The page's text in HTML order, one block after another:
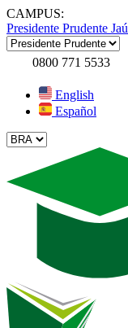
CAMPUS:
Presidente Prudente Jaú
0800 771 5533
English
Español